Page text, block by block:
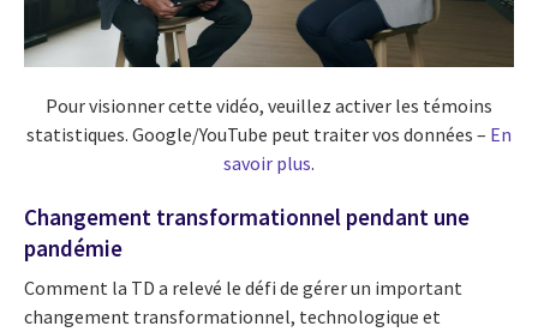
Pour visionner cette vidéo, veuillez activer les témoins
statistiques. Google/YouTube peut traiter vos données – En
savoir plus.
Changement transformationnel pendant une
pandémie
Comment la TD a relevé le défi de gérer un important
changement transformationnel, technologique et